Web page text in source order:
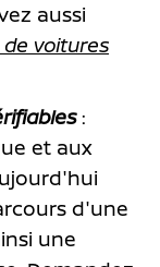
aussi
voitures
:
et aux
d'une
une